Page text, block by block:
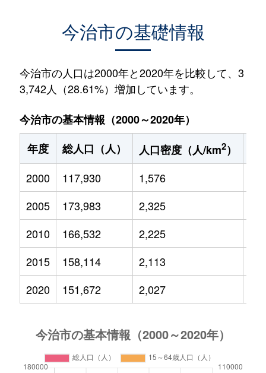
今治市の基礎情報
今治市の人口は2000年と2020年を比較して、3
3,742人（28.61%）増加しています。
今治市の基本情報（2000～2020年）
年度
総人口（人） 人口密度（人/km2）
2000
117,930 1,576
2005
173,983 2,325
2010
166,532 2,225
2015
158,114 2,113
2020
151,672 2,027